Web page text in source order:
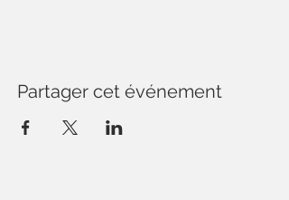
Partager cet événement